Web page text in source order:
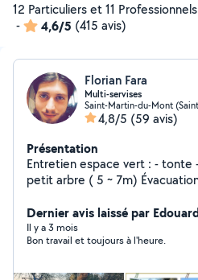
12 Particuliers et 11
-
4,6/5 (415 avis)
Florian Fara
Multi-servises
Saint-Martin-du-Mont
4,8/5 (59 avis)
Présentation
Entretien espace vert : - tonte -
petit arbre ( 5 ~ 7m) Évacuation : - déchet vert - gravats
pièces mécaniques
Dernier avis laissé par
Il y a 3 mois
Bon travail et toujours à l'heure.